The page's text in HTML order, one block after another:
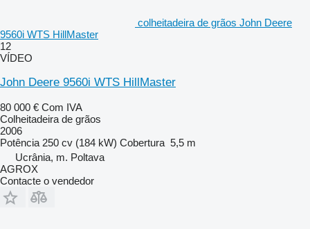
colheitadeira de grãos John Deere
9560i WTS HillMaster
12
VÍDEO
John Deere 9560i WTS HillMaster
80 000 € Com IVA
Colheitadeira de grãos
2006
Potência 250 cv (184 kW) Cobertura 5,5 m
Ucrânia, m. Poltava
AGROX
Contacte o vendedor